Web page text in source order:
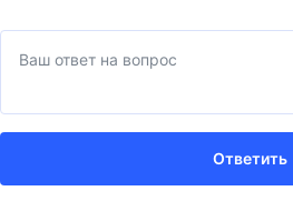
Ответить